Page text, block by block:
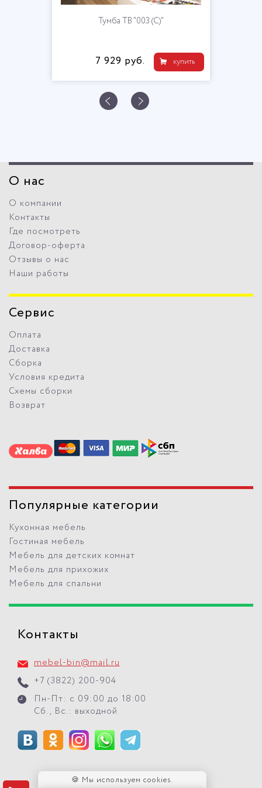
Тумба ТВ "003 (С)"
купить
7 929 руб.
О нас
О компании
Контакты
Где посмотреть
Договор-оферта
Отзывы о нас
Наши работы
Сервис
Оплата
Доставка
Сборка
Условия кредита
Схемы сборки
Возврат
Популярные категории
Кухонная мебель
Гостиная мебель
Мебель для детских комнат
Мебель для прихожих
Мебель для спальни
Контакты
mebel-bin@mail.ru
+7 (3822) 200-904
Пн-Пт: с 09:00 до 18:00
Сб., Вс.: выходной
🍪 Мы используем cookies.